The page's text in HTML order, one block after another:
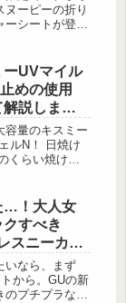
ヌーピーの折り
シートが登場
折りたたみチ
BEAGLE
ト BOOK 出
ーピー ビー...
ーUVマイル
めの使用
説しま
容量のキスミー
ルN！ 日焼け
くらい焼けな
ズ。 子供の敏
…！大人女
すべき
スニーカー
いなら、まず
から。GUの新
のプチプラなの